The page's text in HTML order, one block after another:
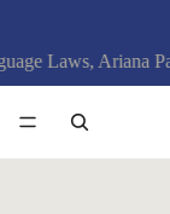
Ariana Pause